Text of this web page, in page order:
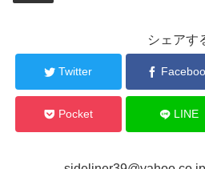
シェアす
Twitter
Pocket LINE